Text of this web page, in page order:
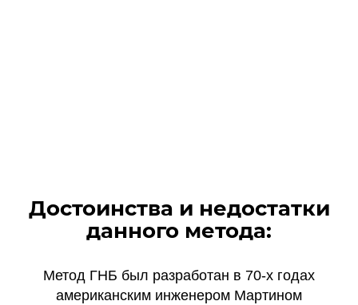
Достоинства и недостатки
данного метода:
Метод ГНБ был разработан в 70-х годах
американским инженером Мартином